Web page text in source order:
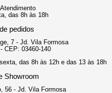
das 8h às 18h
pedidos
7 - Jd. Vila Formosa
CEP: 03460-140
das 8h às 12h e das 13 às 18h
Showroom
56 - Jd. Vila Formosa